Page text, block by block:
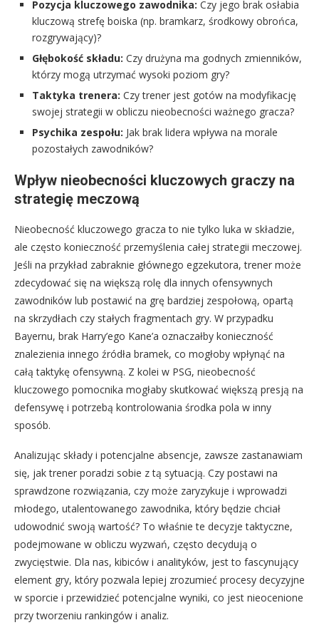
Pozycja kluczowego zawodnika: Czy jego brak osłabia
kluczową strefę boiska (np. bramkarz, środkowy obrońca,
rozgrywający)?
Głębokość składu: Czy drużyna ma godnych zmienników,
którzy mogą utrzymać wysoki poziom gry?
Taktyka trenera: Czy trener jest gotów na modyfikację
swojej strategii w obliczu nieobecności ważnego gracza?
Psychika zespołu: Jak brak lidera wpływa na morale
pozostałych zawodników?
Wpływ nieobecności kluczowych graczy na
strategię meczową
Nieobecność kluczowego gracza to nie tylko luka w składzie,
ale często konieczność przemyślenia całej strategii meczowej.
Jeśli na przykład zabraknie głównego egzekutora, trener może
zdecydować się na większą rolę dla innych ofensywnych
zawodników lub postawić na grę bardziej zespołową, opartą
na skrzydłach czy stałych fragmentach gry. W przypadku
Bayernu, brak Harry’ego Kane’a oznaczałby konieczność
znalezienia innego źródła bramek, co mogłoby wpłynąć na
całą taktykę ofensywną. Z kolei w PSG, nieobecność
kluczowego pomocnika mogłaby skutkować większą presją na
defensywę i potrzebą kontrolowania środka pola w inny
sposób.
Analizując składy i potencjalne absencje, zawsze zastanawiam
się, jak trener poradzi sobie z tą sytuacją. Czy postawi na
sprawdzone rozwiązania, czy może zaryzykuje i wprowadzi
młodego, utalentowanego zawodnika, który będzie chciał
udowodnić swoją wartość? To właśnie te decyzje taktyczne,
podejmowane w obliczu wyzwań, często decydują o
zwycięstwie. Dla nas, kibiców i analityków, jest to fascynujący
element gry, który pozwala lepiej zrozumieć procesy decyzyjne
w sporcie i przewidzieć potencjalne wyniki, co jest nieocenione
przy tworzeniu rankingów i analiz.